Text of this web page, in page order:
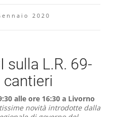
2020
sulla L.R. 69-
alle ore 16:30 a Livorno
novità introdotte dalla